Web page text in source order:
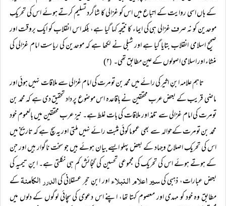
کے ہاں اسی روایت کے اتباع میں اس کو غزالی کا شاگرد تسلیم کرتے ہوئے اس کی تحریکِ
موحدین کو نہ صرف غزالی ہی کی ایماء کا نتیجہ کہا گیا ہے، بلکہ اس انقلاب کو ایک بروقت اور
صحیح اسلامی انقلاب بتایا گیا ہے اور شبلی نے لکھا ہے کہ موحدین کی ریاست امام غزالی کی
منشاء اور اسلامی اصولوں کے عین مطابق تھی۔ (۲)
تاہم علامہ ابنِ اثیر کی رائے میں محمد بن تومرت کی امام غزالی سے ملاقات نہیں ہوئی اور
ماضی قریب کے بعض عرب محققین نے باقاعدہ اس موضوع پر داد تحقیق دی ہے کہ محمد بن
تومرت کی امام غزالی سے تلمذ اور ملاقات کی بات غلط ہے۔ نیز عرب محققین میں بالعموم خود
محمد بن تومرت کےحوالہ سے بھی عموما کوئی مثبت رائے نہیں ملتی اور یہ سچ ہے کہ تاریخ میں
اس کی تحریکِ اصلاح وجہاد کے بعض پہلو ایسے بیان ہوئے ہیں جو سخت ناگوار ہیں اور جن
کے ہوتے ہوئے اس کی تحریک کی مجموعی تحسین کی گنجائش کم ہی نکلتی ہے۔ ابنِ تیمیہ کی
بعض عبارات، ذہبی کیسیر اعلام النبلاءاور ابنِ حجر عسقلانی کیالدرر الکامنۃکے
مطابق وہ خود کو مہدی اور معصوم کہتا تھا، اپنے اس دعوی کی سچائی لوگوں کے دلوں میں